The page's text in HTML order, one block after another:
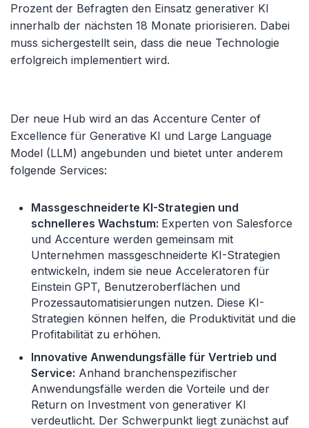
Prozent der Befragten den Einsatz generativer KI
innerhalb der nächsten 18 Monate priorisieren. Dabei
muss sichergestellt sein, dass die neue Technologie
erfolgreich implementiert wird.
Der neue Hub wird an das Accenture Center of
Excellence für Generative KI und Large Language
Model (LLM) angebunden und bietet unter anderem
folgende Services:
Massgeschneiderte KI-Strategien und
schnelleres Wachstum: Experten von Salesforce
und Accenture werden gemeinsam mit
Unternehmen massgeschneiderte KI-Strategien
entwickeln, indem sie neue Acceleratoren für
Einstein GPT, Benutzeroberflächen und
Prozessautomatisierungen nutzen. Diese KI-
Strategien können helfen, die Produktivität und die
Profitabilität zu erhöhen.
Innovative Anwendungsfälle für Vertrieb und
Service: Anhand branchenspezifischer
Anwendungsfälle werden die Vorteile und der
Return on Investment von generativer KI
verdeutlicht. Der Schwerpunkt liegt zunächst auf